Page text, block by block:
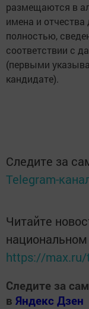
размещаются в
имена и
полностью,
соответствии с
(первыми
кандидате).
Следите за
Telegram-
Читайте
https://
Следите за
в Яндекс Дзен